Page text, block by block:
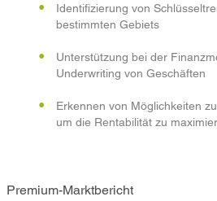
Identifizierung von
bestimmten Gebiets
Unterstützung bei der
Underwriting von Geschäften
Erkennen von Möglichkeiten
um die Rentabilität zu
Premium-Marktbericht